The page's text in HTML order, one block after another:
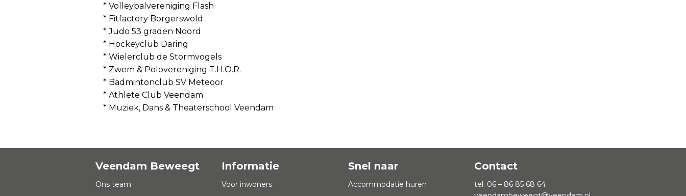
* Volleybalvereniging Flash
* Fitfactory Borgerswold
* Judo 53 graden Noord
* Hockeyclub Daring
* Wielerclub de Stormvogels
* Zwem & Polovereniging T.H.O.R.
* Badmintonclub SV Meteoor
* Athlete Club Veendam
* Muziek, Dans & Theaterschool Veendam
Veendam Beweegt
Ons team
Informatie
Voor inwoners
Snel naar
Accommodatie huren
Contact
tel. 06 – 86 85 68 64